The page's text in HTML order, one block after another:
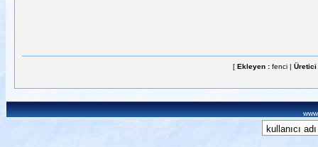
[ Ekleyen : fenci |